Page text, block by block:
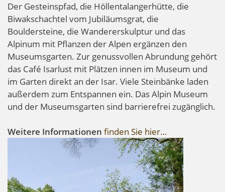
Der Gesteinspfad, die Höllentalangerhütte, die
Biwakschachtel vom Jubiläumsgrat, die
Bouldersteine, die Wandererskulptur und das
Alpinum mit Pflanzen der Alpen ergänzen den
Museumsgarten. Zur genussvollen Abrundung gehört
das Café Isarlust mit Plätzen innen im Museum und
im Garten direkt an der Isar. Viele Steinbänke laden
außerdem zum Entspannen ein. Das Alpin Museum
und der Museumsgarten sind barrierefrei zugänglich.
Weitere Informationen finden Sie hier…